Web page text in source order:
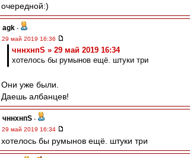
очередной:)
agk -
29 май 2019 16:36
чннхнпS » 29 май 2019 16:34
хотелось бы румынов ещё. штуки три
Они уже были.
Даешь албанцев!
чннхнпS -
29 май 2019 16:34
хотелось бы румынов ещё. штуки три